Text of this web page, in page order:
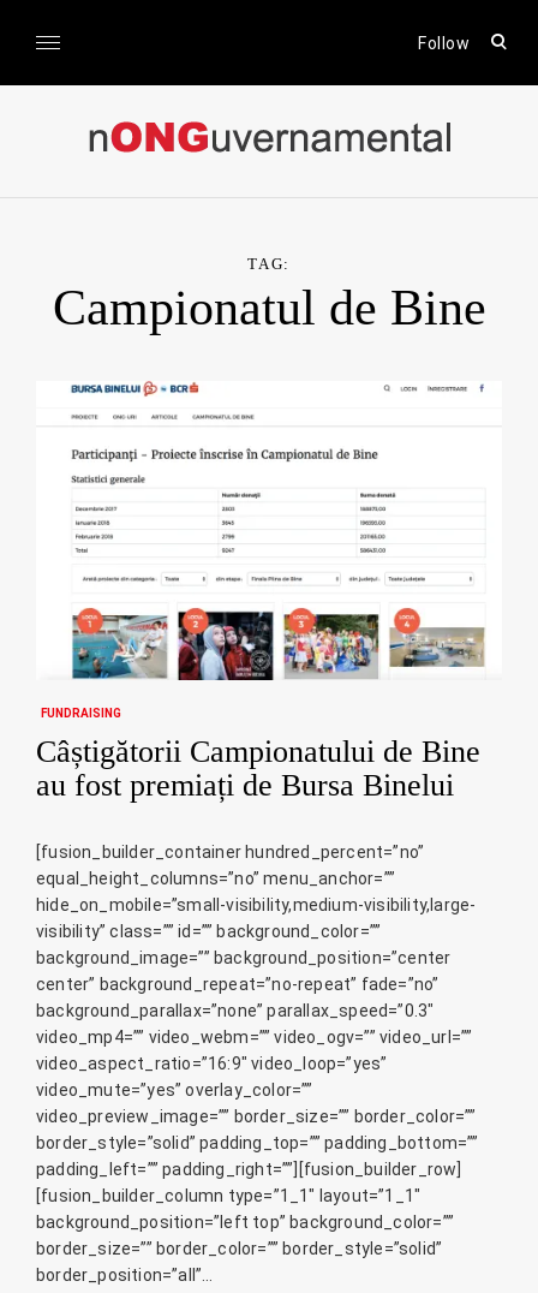
Follow
open
form
nONGuvernamental
TAG:
Campionatul de Bine
FUNDRAISING
Câștigătorii Campionatului de Bine
au fost premiați de Bursa Binelui
[fusion_builder_container hundred_percent=”no”
equal_height_columns=”no” menu_anchor=””
hide_on_mobile=”small-visibility,medium-visibility,large-
visibility” class=”” id=”” background_color=””
background_image=”” background_position=”center
center” background_repeat=”no-repeat” fade=”no”
background_parallax=”none” parallax_speed=”0.3″
video_mp4=”” video_webm=”” video_ogv=”” video_url=””
video_aspect_ratio=”16:9″ video_loop=”yes”
video_mute=”yes” overlay_color=””
video_preview_image=”” border_size=”” border_color=””
border_style=”solid” padding_top=”” padding_bottom=””
padding_left=”” padding_right=””][fusion_builder_row]
[fusion_builder_column type=”1_1″ layout=”1_1″
background_position=”left top” background_color=””
border_size=”” border_color=”” border_style=”solid”
border_position=”all”…